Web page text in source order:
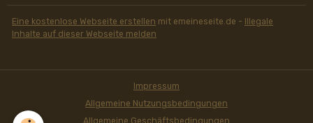
Eine kostenlose Webseite erstellen mit emeineseite.de -
Illegale
Inhalte auf dieser Webseite melden
Impressum
Allgemeine Nutzungsbedingungen
Allgemeine Geschäftsbedingungen